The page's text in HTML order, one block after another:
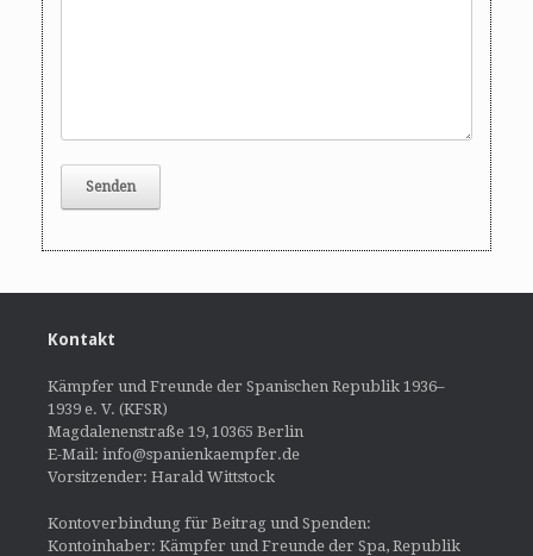
Kontakt
Kämpfer und Freunde der Spanischen Republik 1936–
1939 e. V. (KFSR)
Magdalenenstraße 19, 10365 Berlin
E-Mail: info@spanienkaempfer.de
Vorsitzender: Harald Wittstock
Kontoverbindung für Beitrag und Spenden:
Kontoinhaber: Kämpfer und Freunde der Spa, Republik